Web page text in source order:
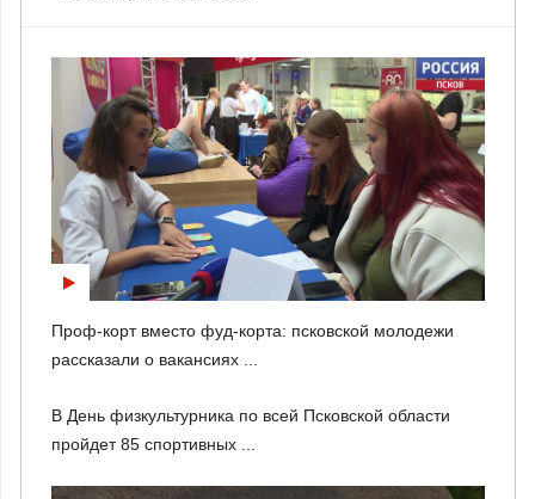
Проф-корт вместо фуд-корта: псковской молодежи
рассказали о вакансиях ...
В День физкультурника по всей Псковской области
пройдет 85 спортивных ...